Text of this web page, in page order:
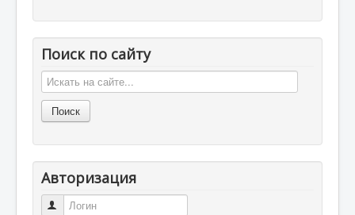
Поиск по сайту
Авторизация
Логин